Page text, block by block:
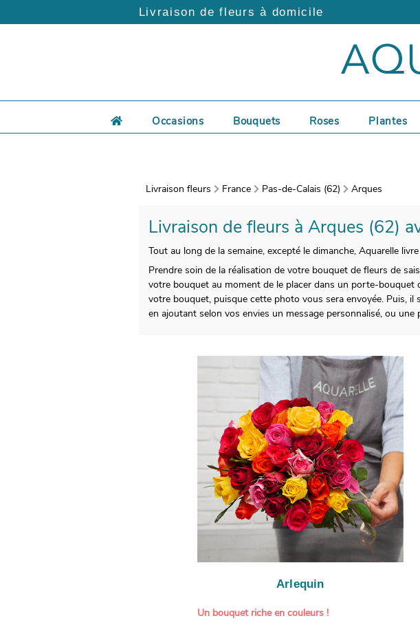
Livraison de fleurs à domicile
Occasions Bouquets Roses Plantes
Livraison fleurs France Pas-de-Calais (62) Arques
Livraison de fleurs à Arques (62)
Tout au long de la semaine, excepté le dimanche, Aquarelle
Prendre soin de la réalisation de votre bouquet de fleurs de
votre bouquet au moment de le placer dans un porte-bouquet
votre bouquet, puisque cette photo vous sera envoyée. Puis,
en ajoutant selon vos envies un message personnalisé, ou une
Arlequin
Un bouquet riche en couleurs !